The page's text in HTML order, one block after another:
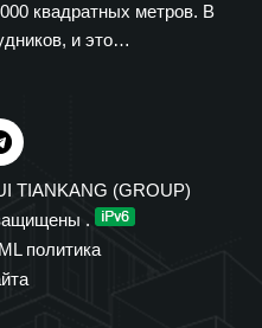
квадратных метров. В
и это
Tiankang
приборов и
кабелей,
продукции,
и полимерных
широко используется в
обладает
TIANKANG (GROUP)
.
политика